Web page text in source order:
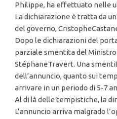
Philippe, ha effettuato nelle
La dichiarazione è tratta da
del governo,
Dopo le dichiarazioni del
parziale smentita del
StéphaneTravert. Una
dell’annuncio, quanto sui
arrivare in un periodo di 5-7
Al di là delle tempistiche, la
L’annuncio arriva malgrado